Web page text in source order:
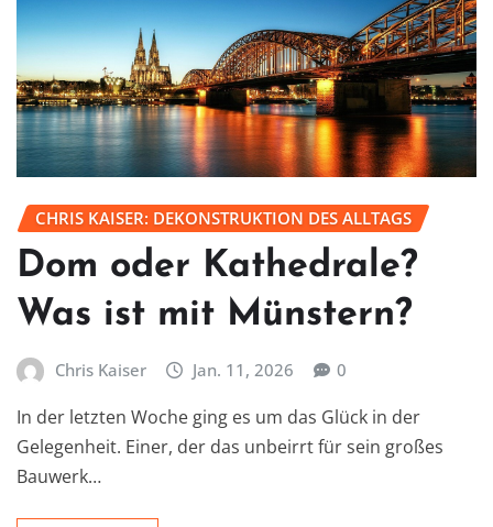
CHRIS KAISER: DEKONSTRUKTION DES ALLTAGS
Dom oder Kathedrale?
Was ist mit Münstern?
Chris Kaiser Jan. 11, 2026 0
In der letzten Woche ging es um das Glück in der
Gelegenheit. Einer, der das unbeirrt für sein großes
Bauwerk…